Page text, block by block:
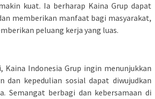
kuat. Ia berharap Kaina Grup dapat
memberikan manfaat bagi masyarakat,
peluang kerja yang luas.
Kaina Indonesia Grup ingin menunjukkan
dan kepedulian sosial dapat diwujudkan
Semangat berbagi dan kebersamaan di